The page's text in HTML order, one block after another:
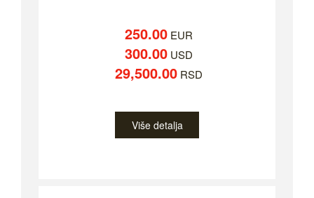
250.00 EUR
300.00 USD
29,500.00 RSD
Više detalja